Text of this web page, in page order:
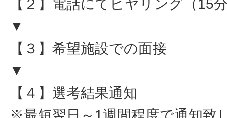
【２】電話にてヒヤリング（15
▼
【３】希望施設での面接
▼
【４】選考結果通知